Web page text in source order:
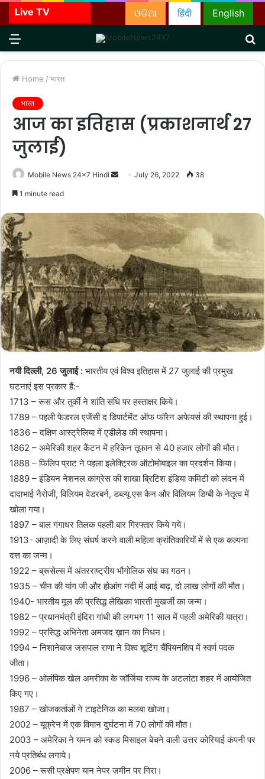
Live TV English
हिंदी
ଓଡିଆ
Menu
Home / भारत
भारत
आज का इतिहास (प्रकाशनार्थ 27
जुलाई)
Mobile News 24x7 Hindi
SendJuly 26, 2022 38
1 minute read
नयी दिल्ली, 26 जुलाई : भारतीय एवं विश्व इतिहास में 27 जुलाई की प्रमुख
घटनाएं इस प्रकार हैं:-
1713 – रूस और तुर्की ने शांति संधि पर हस्ताक्षर किये।
1789 – पहली फेडरल एजेंसी द डिपार्टमेंट ऑफ फॉरेन अफेयर्स की स्‍थापना हुई।
1836 – दक्षिण आस्ट्रेलिया में एडीलेड की स्थापना।
1862 – अमेरिकी शहर कैंटन में हरिकेन तूफान से 40 हजार लोगों की मौत।
1888 – फिलिप प्राट ने पहला इलेक्ट्रिक ऑटोमोबाइल का प्रदर्शन किया।
1889 – इंडियन नेशनल कांग्रेस की शाखा ब्रिटिश इंडिया कमिटी को लंदन में
दादाभाई नैरोजी, विलियम वेडरबर्न, डब्ल्यू एस कैन और विलियम डिग्बी के नेतृत्व में
खोला गया।
1897 – बाल गंगाधर तिलक पहली बार गिरफ्तार किये गये।
1913- आज़ादी के लिए संघर्ष करने वाली महिला क्रांतिकारियों में से एक कल्पना
दत्त का जन्म।
1922 – ब्रूसेल्स में अंतरराष्ट्रीय भौगोलिक संघ का गठन।
1935 – चीन की यांग जी और होआंग नदी में आई बाढ़, दो लाख लोगों की मौत।
1940- भारतीय मूल की प्रसिद्ध लेखिका भारती मुखर्जी का जन्म।
1982 – प्रधानमंत्री इंदिरा गांधी की लगभग 11 साल में पहली अमेरिकी यात्रा।
1992 – प्रसिद्ध अभिनेता अमजद ख़ान का निधन।
1994 – निशानेबाज जसपाल राणा ने विश्व शूटिंग चैंपियनशिप में स्वर्ण पदक
जीता।
1996 – ओलंपिक खेल अमरीका के जॉर्जिया राज्य के अटलांटा शहर में आयोजित
किए गए।
1987 – खोजकर्ताओं ने टाइटेनिक का मलबा खोजा।
2002 – यूक्रेन में एक विमान दुर्घटना में 70 लोगों की मौत।
2003 – अमेरिका ने यमन को स्कड मिसाइल बेचने वाली उत्तर कोरियाई कंपनी पर
नये प्रतिबंध लगाये।
2006 – रूसी प्रक्षेपण यान नेपर ज़मीन पर गिरा।